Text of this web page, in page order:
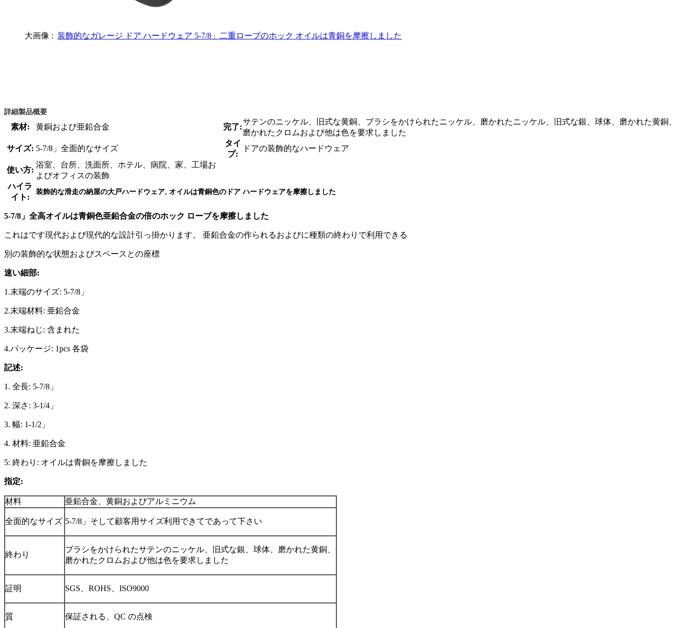
大画像 : 装飾的なガレージ ドア ハードウェア 5-7/8」二重ローブのホック オイルは青銅を摩擦しました
詳細製品概要
素材: 黄銅および亜鉛合金 完了:
サテンのニッケル、旧式な黄銅、ブラシをかけられたニッケル、磨かれたニッケル、旧式な銀、球体、磨かれた黄銅、
磨かれたクロムおよび他は色を要求しました
サイズ: 5-7/8」全面的なサイズ
タイ
プ:
ドアの装飾的なハードウェア
使い方:
浴室、台所、洗面所、ホテル、病院、家、工場お
よびオフィスの装飾
ハイラ
イト:
装飾的な滑走の納屋の大戸ハードウェア, オイルは青銅色のドア ハードウェアを摩擦しました
5-7/8」全高オイルは青銅色亜鉛合金の倍のホック ローブを摩擦しました
これはです現代および現代的な設計引っ掛かります。 亜鉛合金の作られるおよびに種類の終わりで利用できる
別の装飾的な状態およびスペースとの座標
速い細部:
1.末端のサイズ: 5-7/8」
2.末端材料: 亜鉛合金
3.末端ねじ: 含まれた
4.パッケージ: 1pcs 各袋
記述:
1. 全長: 5-7/8」
2. 深さ: 3-1/4」
3. 幅: 1-1/2」
4. 材料: 亜鉛合金
5: 終わり: オイルは青銅を摩擦しました
指定:
材料 亜鉛合金、黄銅およびアルミニウム
全面的なサイズ 5-7/8」そして顧客用サイズ利用できてであって下さい
終わり
ブラシをかけられたサテンのニッケル、旧式な銀、球体、磨かれた黄銅、
磨かれたクロムおよび他は色を要求しました
証明 SGS、ROHS、ISO9000
質 保証される、QC の点検